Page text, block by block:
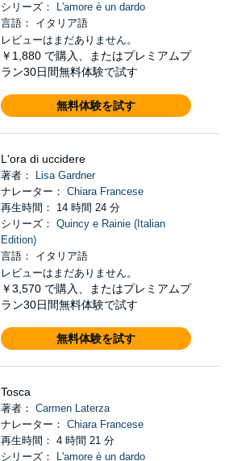
シリーズ：
L'amore è un dardo
言語： イタリア語
レビューはまだありません。
￥1,880 で購入、またはプレミアムプ
ラン30日間無料体験で試す
無料体験を試す
L'ora di uccidere
著者：
Lisa Gardner
ナレーター： Chiara Francese
再生時間： 14 時間 24 分
シリーズ： Quincy e Rainie (Italian
Edition)
言語： イタリア語
レビューはまだありません。
￥3,570 で購入、またはプレミアムプ
ラン30日間無料体験で試す
無料体験を試す
Tosca
著者： Carmen Laterza
ナレーター： Chiara Francese
再生時間： 4 時間 21 分
シリーズ：
L'amore è un dardo